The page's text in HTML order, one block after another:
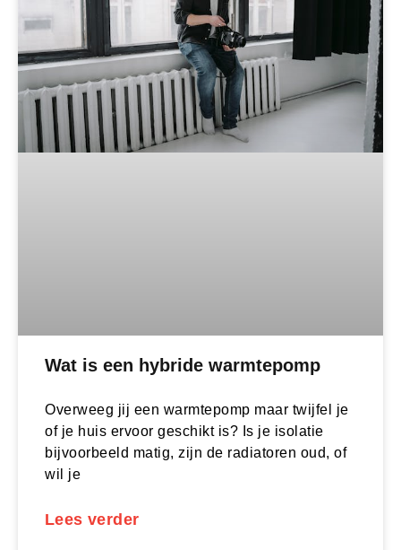
Wat is een hybride warmtepomp
Overweeg jij een warmtepomp maar twijfel je
of je huis ervoor geschikt is? Is je isolatie
bijvoorbeeld matig, zijn de radiatoren oud, of
wil je
Lees verder